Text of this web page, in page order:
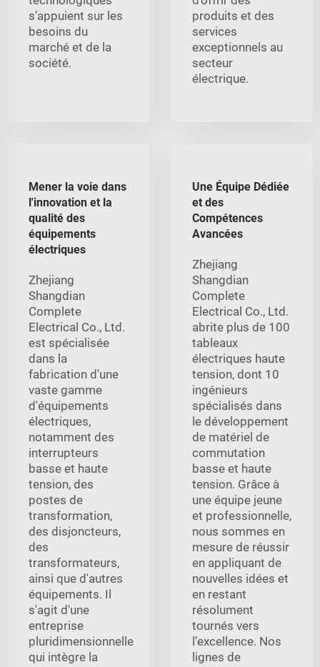
s’appuient sur les
besoins du
marché et de la
société.
produits et des
services
exceptionnels au
secteur
électrique.
Mener la voie dans
l'innovation et la
qualité des
équipements
électriques
Zhejiang
Shangdian
Complete
Electrical Co., Ltd.
est spécialisée
dans la
fabrication d'une
vaste gamme
d'équipements
électriques,
notamment des
interrupteurs
basse et haute
tension, des
postes de
transformation,
des disjoncteurs,
des
transformateurs,
ainsi que d'autres
équipements. Il
s'agit d'une
entreprise
pluridimensionnelle
qui intègre la
Une Équipe Dédiée
et des
Compétences
Avancées
Zhejiang
Shangdian
Complete
Electrical Co., Ltd.
abrite plus de 100
tableaux
électriques haute
tension, dont 10
ingénieurs
spécialisés dans
le développement
de matériel de
commutation
basse et haute
tension. Grâce à
une équipe jeune
et professionnelle,
nous sommes en
mesure de réussir
en appliquant de
nouvelles idées et
en restant
résolument
tournés vers
l’excellence. Nos
lignes de